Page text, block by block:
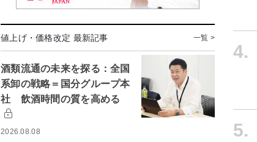
値上げ・価格改定 最新記事 一覧 >
酒類流通の未来を探る：全国
系卸の戦略＝国分グループ本
社 飲酒時間の質を高める
2026.08.08
4.
5.